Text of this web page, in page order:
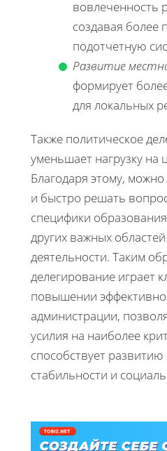
вовлеченность
создавая более
подотчетную
Развитие
формирует
для локальных
Также политическое
уменьшает нагрузку на
Благодаря этому,
и быстро решать
специфики
других важных
деятельности. Таким
делегирование играет
повышении
администрации,
усилия на наиболее
способствует
стабильности и